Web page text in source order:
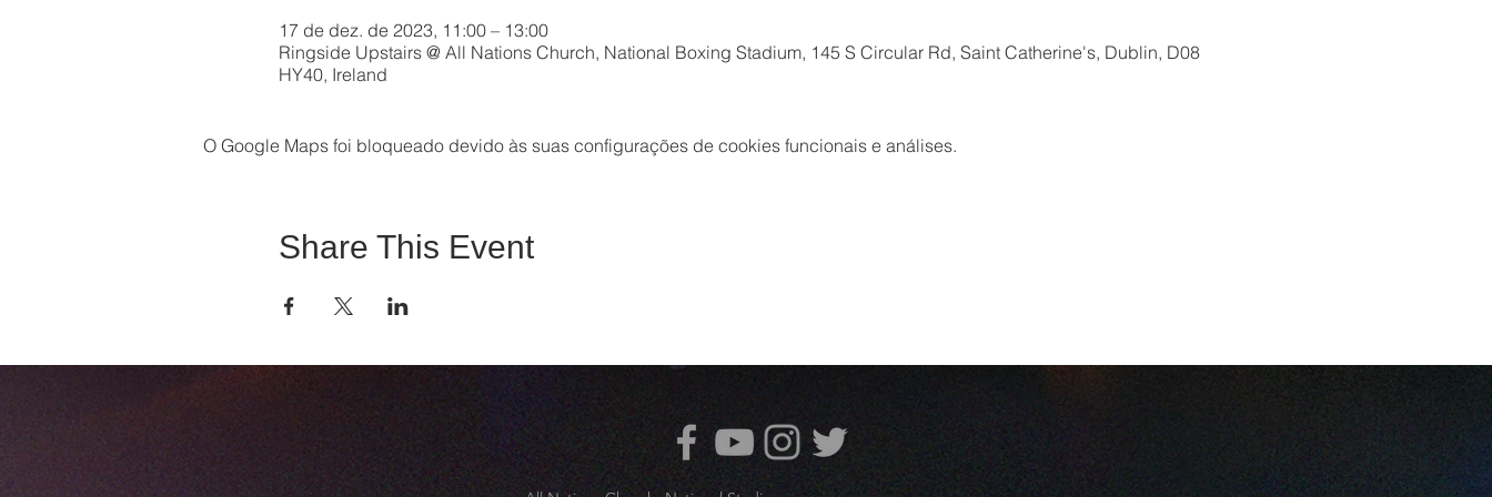
17 de dez. de 2023, 11:00 – 13:00
Ringside Upstairs @ All Nations Church, National Boxing Stadium, 145 S Circular Rd, Saint Catherine's, Dublin, D08
HY40, Ireland
O Google Maps foi bloqueado devido às suas configurações de cookies funcionais e análises.
Share This Event